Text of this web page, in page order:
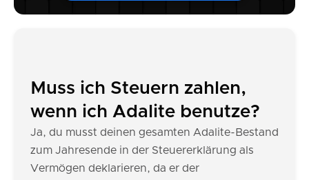
Muss ich Steuern zahlen,
wenn ich Adalite benutze?
Ja, du musst deinen gesamten Adalite-Bestand
zum Jahresende in der Steuererklärung als
Vermögen deklarieren, da er der